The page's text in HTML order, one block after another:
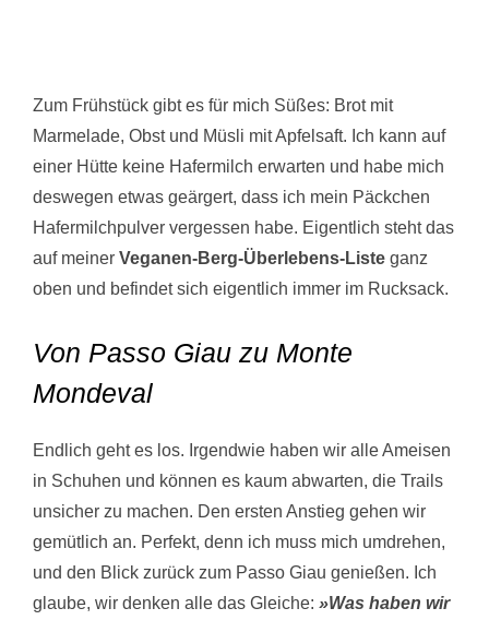
Zum Frühstück gibt es für mich Süßes: Brot mit
Marmelade, Obst und Müsli mit Apfelsaft. Ich kann auf
einer Hütte keine Hafermilch erwarten und habe mich
deswegen etwas geärgert, dass ich mein Päckchen
Hafermilchpulver vergessen habe. Eigentlich steht das
auf meiner Veganen-Berg-Überlebens-Liste ganz
oben und befindet sich eigentlich immer im Rucksack.
Von Passo Giau zu Monte
Mondeval
Endlich geht es los. Irgendwie haben wir alle Ameisen
in Schuhen und können es kaum abwarten, die Trails
unsicher zu machen. Den ersten Anstieg gehen wir
gemütlich an. Perfekt, denn ich muss mich umdrehen,
und den Blick zurück zum Passo Giau genießen. Ich
glaube, wir denken alle das Gleiche: »Was haben wir